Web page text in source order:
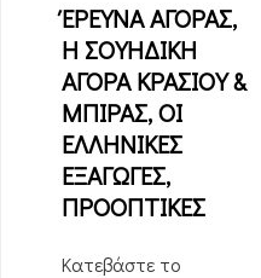
ΈΡΕΥΝΑ ΑΓΟΡΑΣ,
Η ΣΟΥΗΔΙΚΗ
ΑΓΟΡΑ ΚΡΑΣΙΟΥ &
ΜΠΙΡΑΣ, ΟΙ
ΕΛΛΗΝΙΚΕΣ
ΕΞΑΓΩΓΕΣ,
ΠΡΟΟΠΤΙΚΕΣ
Κατεβάστε το